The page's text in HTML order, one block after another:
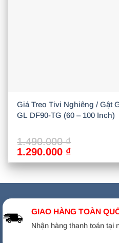
Giá Treo Tivi Nghiêng / Gật
GL DF90-TG (60 – 100 Inch)
1.490.000₫
Giá
gốc
là:
1.490.000 ₫.
1.290.000 ₫Giá
hiện
tại
là:
GIAO HÀNG TOÀN
Nhận hàng thanh toán tại